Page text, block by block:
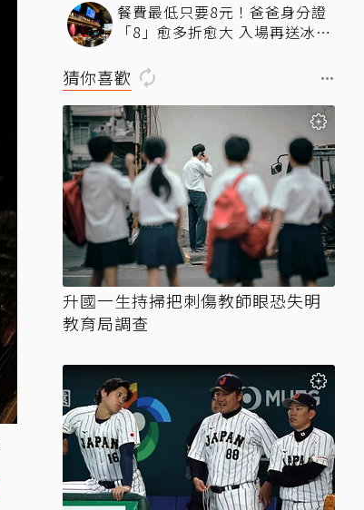
餐費最低只要8元！爸爸身分證
「8」愈多折愈大 入場再送冰涼
猜你喜歡
升國一生持掃把刺傷教師眼恐失明
教育局調查